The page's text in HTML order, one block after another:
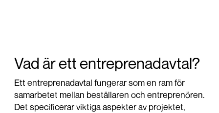
Vad är ett entreprenadavtal?
Ett entreprenadavtal fungerar som en ram för
samarbetet mellan beställaren och entreprenören.
Det specificerar viktiga aspekter av projektet,